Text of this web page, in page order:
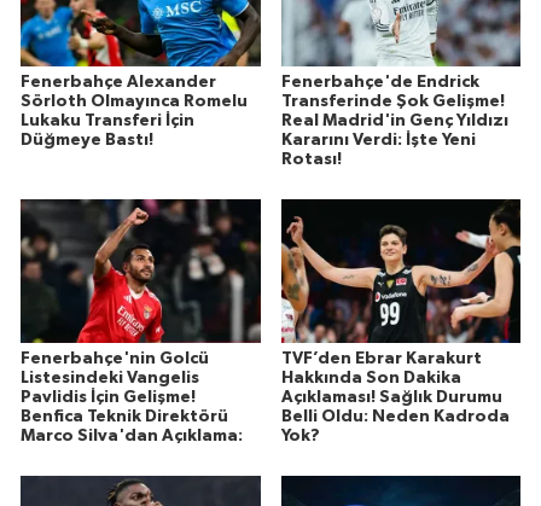
Fenerbahçe Alexander
Sörloth Olmayınca Romelu
Lukaku Transferi İçin
Düğmeye Bastı!
Fenerbahçe'de Endrick
Transferinde Şok Gelişme!
Real Madrid'in Genç Yıldızı
Kararını Verdi: İşte Yeni
Rotası!
Fenerbahçe'nin Golcü
Listesindeki Vangelis
Pavlidis İçin Gelişme!
Benfica Teknik Direktörü
Marco Silva'dan Açıklama:
TVF’den Ebrar Karakurt
Hakkında Son Dakika
Açıklaması! Sağlık Durumu
Belli Oldu: Neden Kadroda
Yok?